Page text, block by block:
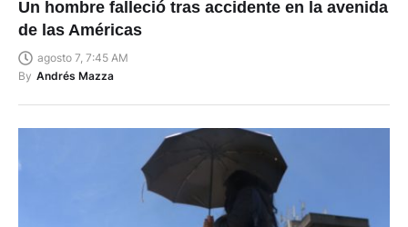
Un hombre falleció tras accidente en la avenida
de las Américas
agosto 7, 7:45 AM
By Andrés Mazza